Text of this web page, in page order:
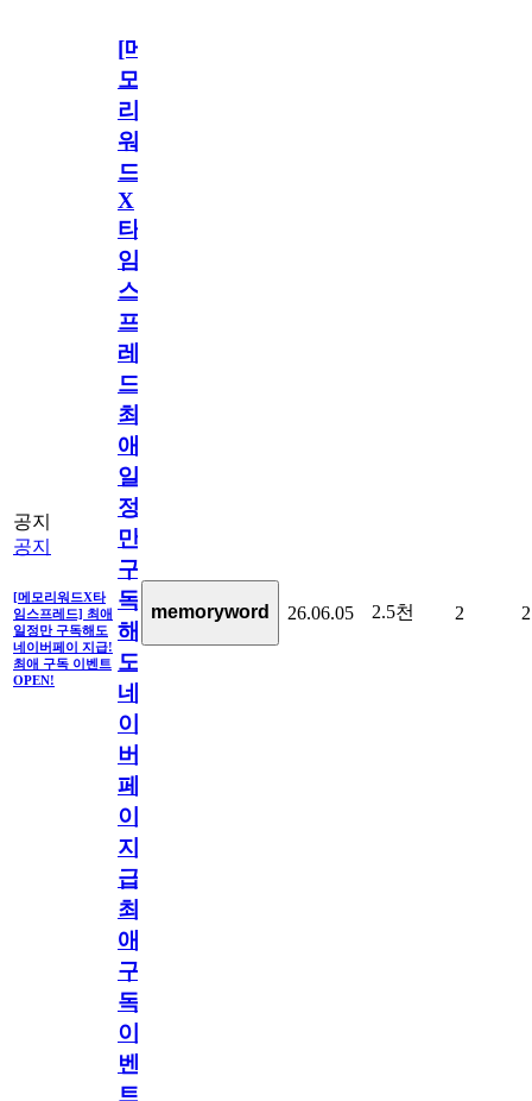
공지
공지
[메모리워드X타
임스프레드] 최애
일정만 구독해도
네이버페이 지급!
최애 구독 이벤트
OPEN!
[메
모
리
워
드
X
타
임
스
프
레
드]
최
애
일
정
만
구
독
해
도
네
이
버
페
이
지
급!
최
애
구
독
이
벤
트
memoryword 26.06.05 2.5천 2 2